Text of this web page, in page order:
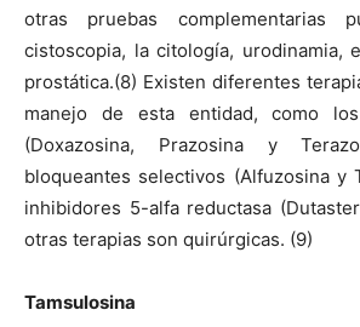
otras pruebas complementarias
cistoscopia, la citología, urodinamia,
prostática.(8) Existen diferentes
manejo de esta entidad, como los
(Doxazosina, Prazosina y
bloqueantes selectivos (Alfuzosina y
inhibidores 5-alfa reductasa
otras terapias son quirúrgicas. (9)
Tamsulosina